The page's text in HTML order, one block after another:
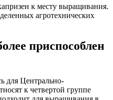
к месту выращивания.
агротехнических
приспособлен
для Центрально-
к четвертой группе